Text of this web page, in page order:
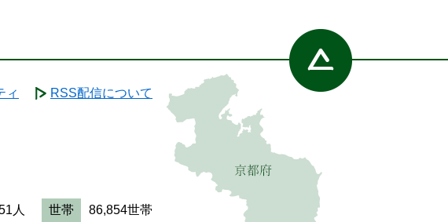
ィ RSS配信について
人 世帯 86,854世帯